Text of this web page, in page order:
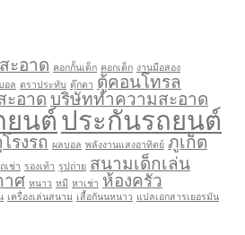
ะอาด คอกกั้นเด็ก คอกเด็ก งานมือสอง
อล ตราประทับ ตุ๊กตา ตู้คอนโทรล
อาดบริษัททำความสะอาด
ยนต์ประกันรถยนต์
รงรถ ผลบอล พลังงานแสงอาทิตย์ ภูเก็ต
เช่า รองเท้า รูปถ่าย สนามเด็กเล่น
ศ หนาว หมี หาเช่า ห้องครัว
เครื่องเล่นสนาม เสื้อกันนหนาว แปลเอกสารเยอรมัน